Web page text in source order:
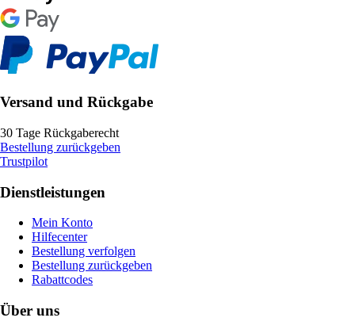
Versand und Rückgabe
30 Tage Rückgaberecht
Bestellung zurückgeben
Trustpilot
Dienstleistungen
Mein Konto
Hilfecenter
Bestellung verfolgen
Bestellung zurückgeben
Rabattcodes
Über uns